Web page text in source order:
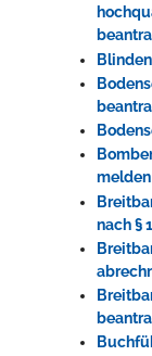
melden
nach §